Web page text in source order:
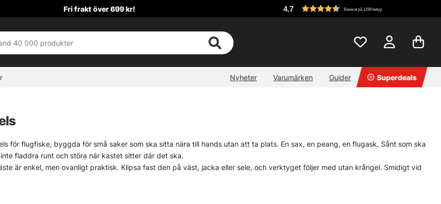
Fri frakt över 699 kr! 4.7 Baserat på 1158 betyg
Nyheter Varumärken Guider Superdeals
för flugfiske, byggda för små saker som ska sitta nära till hands utan att ta plats. En sax, en peang, en flugask. Sånt som ska
fladdra runt och störa när kastet sitter där det ska.
är enkel, men ovanligt praktisk. Klipsa fast den på väst, jacka eller sele, och verktyget följer med utan krångel. Smidigt vid
Men det gör ofta mer än man tror. Mindre letande. Mindre trassel. Bara bättre ordning, helt enkelt.